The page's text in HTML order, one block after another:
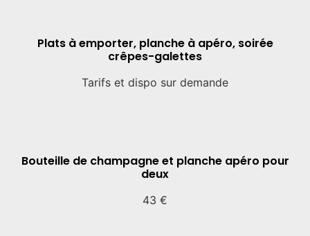
Plats à emporter, planche à apéro, soirée
crêpes-galettes
Tarifs et dispo sur demande​
Bouteille de champagne et planche apéro pour
deux​
43 €​